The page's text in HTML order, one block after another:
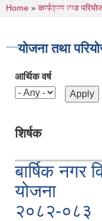
प्रकाशन सम्बन्धमा।
You are
Home » कार्यक्रम तथा
योजना तथा
आर्थिक वर्ष
शिर्षक
बार्षिक नगर
योजना
२०८२-०८३